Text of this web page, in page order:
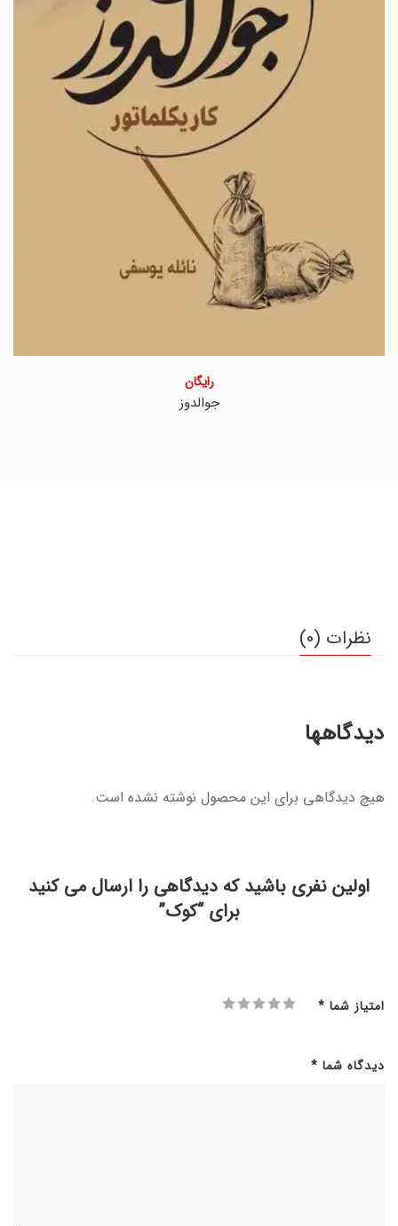
جوالدوز
رایگان
نظرات (0)
دیدگاهها
هیچ دیدگاهی برای این محصول نوشته نشده است.
اولین نفری باشید که دیدگاهی را ارسال می کنید
برای “کوک”
امتیاز شما *
دیدگاه شما *